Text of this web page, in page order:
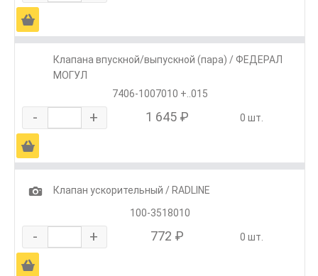
Ä
Клапана впускной/выпускной (пара) / ФЕДЕРАЛ
МОГУЛ
7406-1007010 +..015
- + 1 645 ₽ 0 шт.
Ä
1
Клапан ускорительный / RADLINE
100-3518010
- + 772 ₽ 0 шт.
Ä